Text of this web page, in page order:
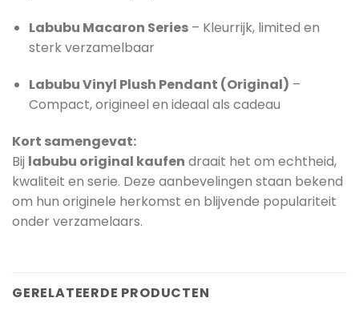
Labubu Macaron Series– Kleurrijk, limited en
sterk verzamelbaar
Labubu Vinyl Plush Pendant (Original) –
Compact, origineel en ideaal als cadeau
Kort samengevat:
Bij labubu original kaufen draait het om echtheid,
kwaliteit en serie. Deze aanbevelingen staan bekend
om hun originele herkomst en blijvende populariteit
onder verzamelaars.
GERELATEERDE PRODUCTEN